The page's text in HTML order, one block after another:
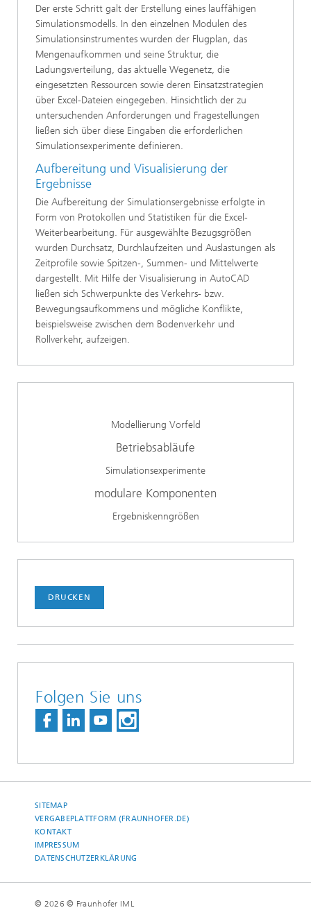
Der erste Schritt galt der Erstellung eines lauffähigen
Simulationsmodells. In den einzelnen Modulen des
Simulationsinstrumentes wurden der Flugplan, das
Mengenaufkommen und seine Struktur, die
Ladungsverteilung, das aktuelle Wegenetz, die
eingesetzten Ressourcen sowie deren Einsatzstrategien
über Excel-Dateien eingegeben. Hinsichtlich der zu
untersuchenden Anforderungen und Fragestellungen
ließen sich über diese Eingaben die erforderlichen
Simulationsexperimente definieren.
Aufbereitung und Visualisierung der
Ergebnisse
Die Aufbereitung der Simulationsergebnisse erfolgte in
Form von Protokollen und Statistiken für die Excel-
Weiterbearbeitung. Für ausgewählte Bezugsgrößen
wurden Durchsatz, Durchlaufzeiten und Auslastungen als
Zeitprofile sowie Spitzen-, Summen- und Mittelwerte
dargestellt. Mit Hilfe der Visualisierung in AutoCAD
ließen sich Schwerpunkte des Verkehrs- bzw.
Bewegungsaufkommens und mögliche Konflikte,
beispielsweise zwischen dem Bodenverkehr und
Rollverkehr, aufzeigen.
Modellierung Vorfeld
Betriebsabläufe
Simulationsexperimente
modulare Komponenten
Ergebniskenngrößen
DRUCKEN
Folgen Sie uns
SITEMAP
VERGABEPLATTFORM (FRAUNHOFER.DE)
KONTAKT
IMPRESSUM
DATENSCHUTZERKLÄRUNG
© 2026 © Fraunhofer IML